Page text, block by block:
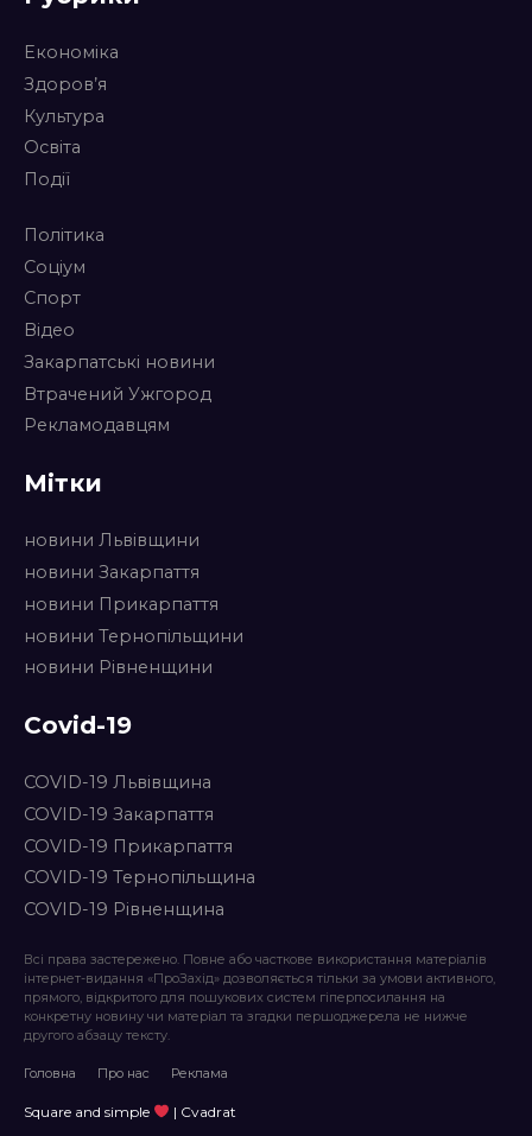
Економіка
Здоров’я
Культура
Освіта
Події
Політика
Соціум
Спорт
Відео
Закарпатські новини
Втрачений Ужгород
Рекламодавцям
Мітки
новини Львівщини
новини Закарпаття
новини Прикарпаття
новини Тернопільщини
новини Рівненщини
Covid-19
COVID-19 Львівщина
COVID-19 Закарпаття
COVID-19 Прикарпаття
COVID-19 Тернопільщина
COVID-19 Рівненщина
Всі права застережено. Повне або часткове використання матеріалів
інтернет-видання «ПроЗахід» дозволяється тільки за умови активного,
прямого, відкритого для пошукових систем гіперпосилання на
конкретну новину чи матеріал та згадки першоджерела не нижче
другого абзацу тексту.
Головна Про нас Реклама
Square and simple | Cvadrat